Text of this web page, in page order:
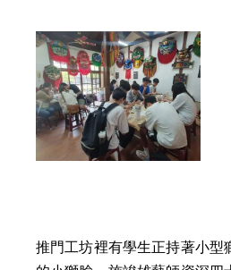
推門工坊裡有學生正持著小型